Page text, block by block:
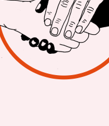
dieser
Schon
sollte die